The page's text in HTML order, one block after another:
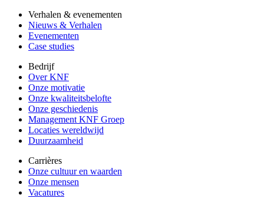
Verhalen & evenementen
Nieuws & Verhalen
Evenementen
Case studies
Bedrijf
Over KNF
Onze motivatie
Onze kwaliteitsbelofte
Onze geschiedenis
Management KNF Groep
Locaties wereldwijd
Duurzaamheid
Carrières
Onze cultuur en waarden
Onze mensen
Vacatures